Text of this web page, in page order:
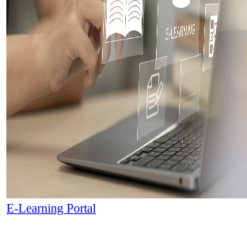
E-Learning Portal